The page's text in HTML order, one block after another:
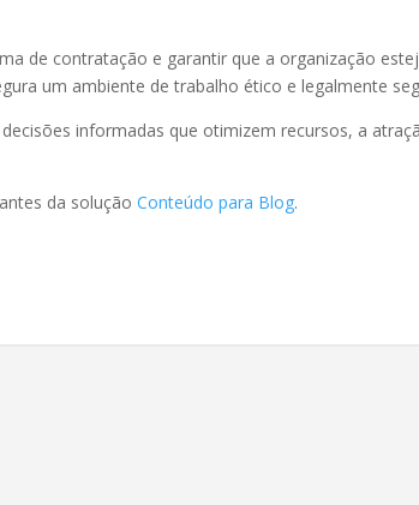
de contratação e garantir que a organização
um ambiente de trabalho ético e legalmente
informadas que otimizem recursos, a
da solução Conteúdo para Blog.